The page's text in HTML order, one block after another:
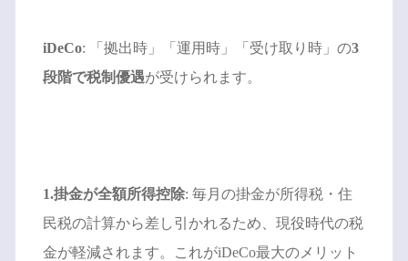
iDeCo: 「拠出時」「運用時」「受け取り時」の3
段階で税制優遇が受けられます。
1.掛金が全額所得控除: 毎月の掛金が所得税・住
民税の計算から差し引かれるため、現役時代の税
金が軽減されます。これがiDeCo最大のメリット